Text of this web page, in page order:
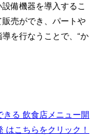
備機器を導入するこ
売ができ、パートや
を行なうことで、“か
る 飲食店メニュー開
はこちらをクリック！